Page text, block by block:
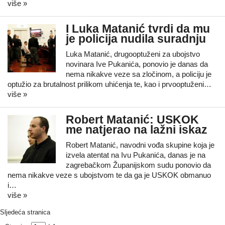
više »
I Luka Matanić tvrdi da mu
je policija nudila suradnju
Luka Matanić, drugooptuženi za ubojstvo
novinara Ive Pukanića, ponovio je danas da
nema nikakve veze sa zločinom, a policiju je
optužio za brutalnost prilikom uhićenja te, kao i prvooptuženi…
više »
Robert Matanić: USKOK
me natjerao na lažni iskaz
Robert Matanić, navodni vođa skupine koja je
izvela atentat na Ivu Pukanića, danas je na
zagrebačkom Županijskom sudu ponovio da
nema nikakve veze s ubojstvom te da ga je USKOK obmanuo
i…
više »
Sljedeća stranica